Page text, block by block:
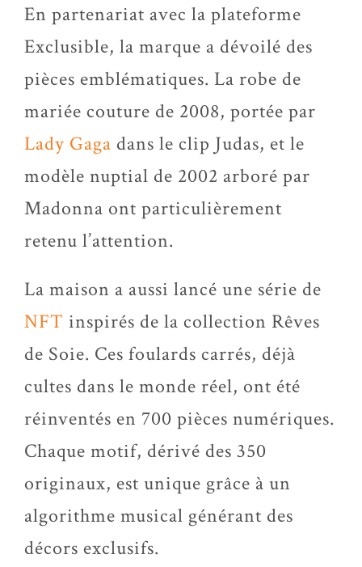
En partenariat avec la plateforme
Exclusible, la marque a dévoilé des
pièces emblématiques. La robe de
mariée couture de 2008, portée par
Lady Gaga dans le clip Judas, et le
modèle nuptial de 2002 arboré par
Madonna ont particulièrement
retenu l’attention.
La maison a aussi lancé une série de
NFT inspirés de la collection Rêves
de Soie. Ces foulards carrés, déjà
cultes dans le monde réel, ont été
réinventés en 700 pièces numériques.
Chaque motif, dérivé des 350
originaux, est unique grâce à un
algorithme musical générant des
décors exclusifs.